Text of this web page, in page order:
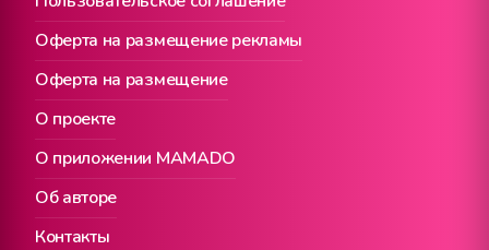
О проекте
О приложении MAMADO
Оферта на размещение рекламы
Об авторе
Оферта на размещение
Контакты